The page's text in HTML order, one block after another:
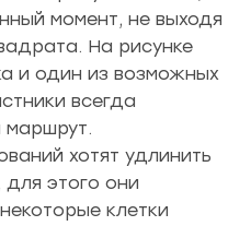
момент, не выходя
На рисунке
и один из возможных
всегда
хотят удлинить
этого они
клетки